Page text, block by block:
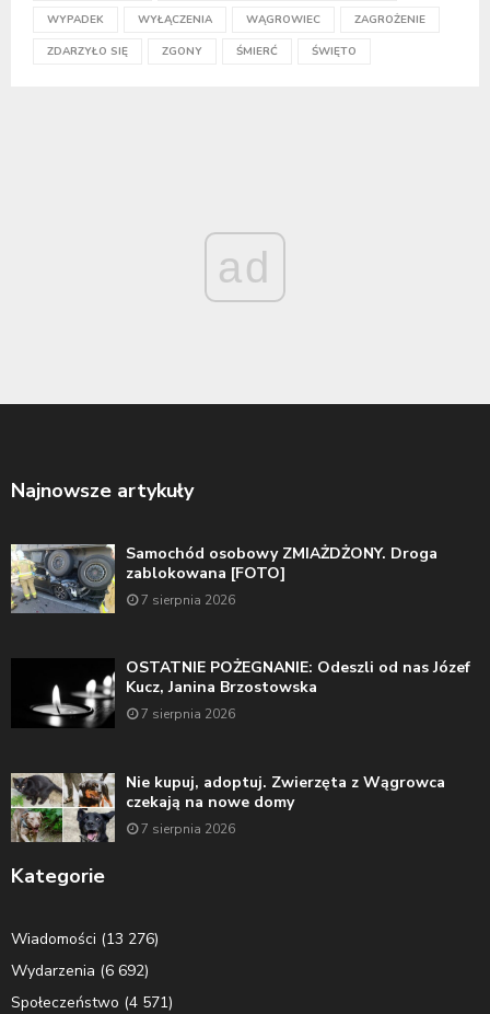
WYPADEK WYŁĄCZENIA WĄGROWIEC ZAGROŻENIE
ZDARZYŁO SIĘ ZGONY ŚMIERĆ ŚWIĘTO
ad
Najnowsze artykuły
Samochód osobowy ZMIAŻDŻONY. Droga
zablokowana [FOTO]
7 sierpnia 2026
OSTATNIE POŻEGNANIE: Odeszli od nas Józef
Kucz, Janina Brzostowska
7 sierpnia 2026
Nie kupuj, adoptuj. Zwierzęta z Wągrowca
czekają na nowe domy
7 sierpnia 2026
Kategorie
Wiadomości (13 276)
Wydarzenia (6 692)
Społeczeństwo (4 571)